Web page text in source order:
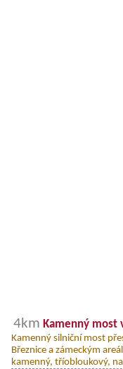
4km Kamenný most
Kamenný silniční most
Březnice a zámeckým
kamenný, tříobloukový,